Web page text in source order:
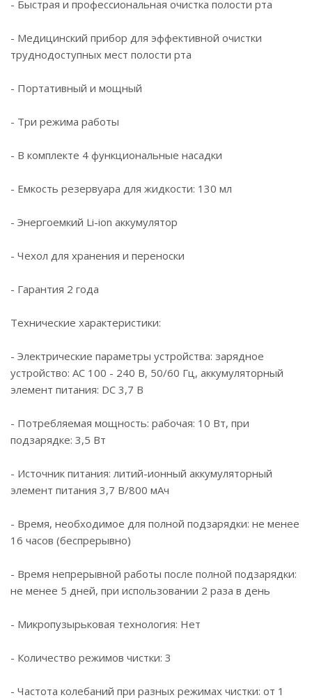
- Быстрая и профессиональная очистка полости рта
- Медицинский прибор для эффективной очистки
труднодоступных мест полости рта
- Портативный и мощный
- Три режима работы
- В комплекте 4 функциональные насадки
- Емкость резервуара для жидкости: 130 мл
- Энергоемкий Li-ion аккумулятор
- Чехол для хранения и переноски
- Гарантия 2 года
Технические характеристики:
- Электрические параметры устройства: зарядное
устройство: AC 100 - 240 В, 50/60 Гц, аккумуляторный
элемент питания: DC 3,7 В
- Потребляемая мощность: рабочая: 10 Вт, при
подзарядке: 3,5 Вт
- Источник питания: литий-ионный аккумуляторный
элемент питания 3,7 В/800 мАч
- Время, необходимое для полной подзарядки: не менее
16 часов (беспрерывно)
- Время непрерывной работы после полной подзарядки:
не менее 5 дней, при использовании 2 раза в день
- Микропузырьковая технология: Нет
- Количество режимов чистки: 3
- Частота колебаний при разных режимах чистки: от 1